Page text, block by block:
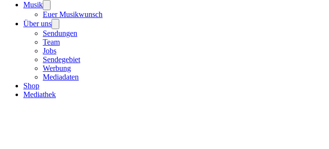
Musik
Euer Musikwunsch
Über uns
Sendungen
Team
Jobs
Sendegebiet
Werbung
Mediadaten
Shop
Mediathek